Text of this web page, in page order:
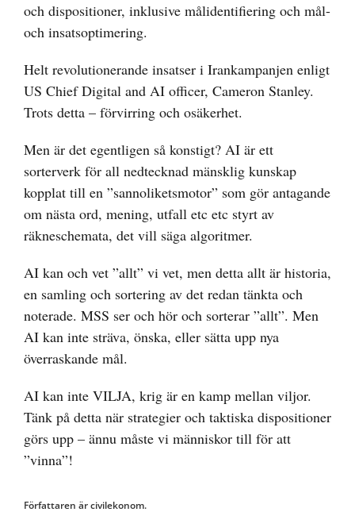
och dispositioner, inklusive målidentifiering och mål-
och insatsoptimering.
Helt revolutionerande insatser i Irankampanjen enligt
US Chief Digital and AI officer, Cameron Stanley.
Trots detta – förvirring och osäkerhet.
Men är det egentligen så konstigt? AI är ett
sorterverk för all nedtecknad mänsklig kunskap
kopplat till en ”sannoliketsmotor” som gör antagande
om nästa ord, mening, utfall etc etc styrt av
räkneschemata, det vill säga algoritmer.
AI kan och vet ”allt” vi vet, men detta allt är historia,
en samling och sortering av det redan tänkta och
noterade. MSS ser och hör och sorterar ”allt”. Men
AI kan inte sträva, önska, eller sätta upp nya
överraskande mål.
AI kan inte VILJA, krig är en kamp mellan viljor.
Tänk på detta när strategier och taktiska dispositioner
görs upp – ännu måste vi människor till för att
”vinna”!
Författaren är civilekonom.